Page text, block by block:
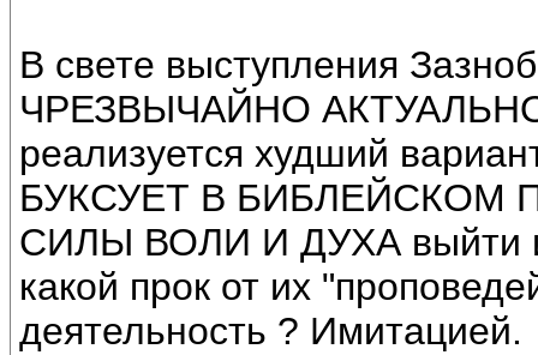
В свете выступления
ЧРЕЗВЫЧАЙНО
реализуется худший
БУКСУЕТ В БИБЛЕЙСКОМ
СИЛЫ ВОЛИ И ДУХА
какой прок от их
деятельность ? Имитацией.